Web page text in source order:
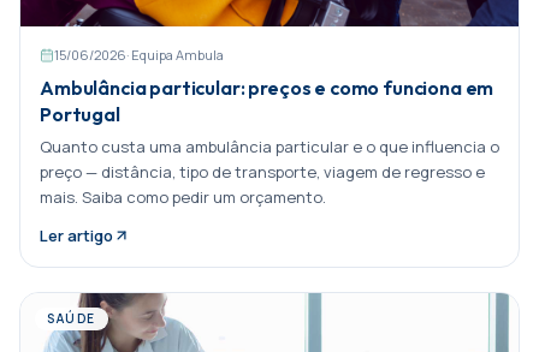
15/06/2026· Equipa Ambula
Ambulância particular: preços e como funciona em
Portugal
Quanto custa uma ambulância particular e o que influencia o
preço — distância, tipo de transporte, viagem de regresso e
mais. Saiba como pedir um orçamento.
Ler artigo
SAÚDE